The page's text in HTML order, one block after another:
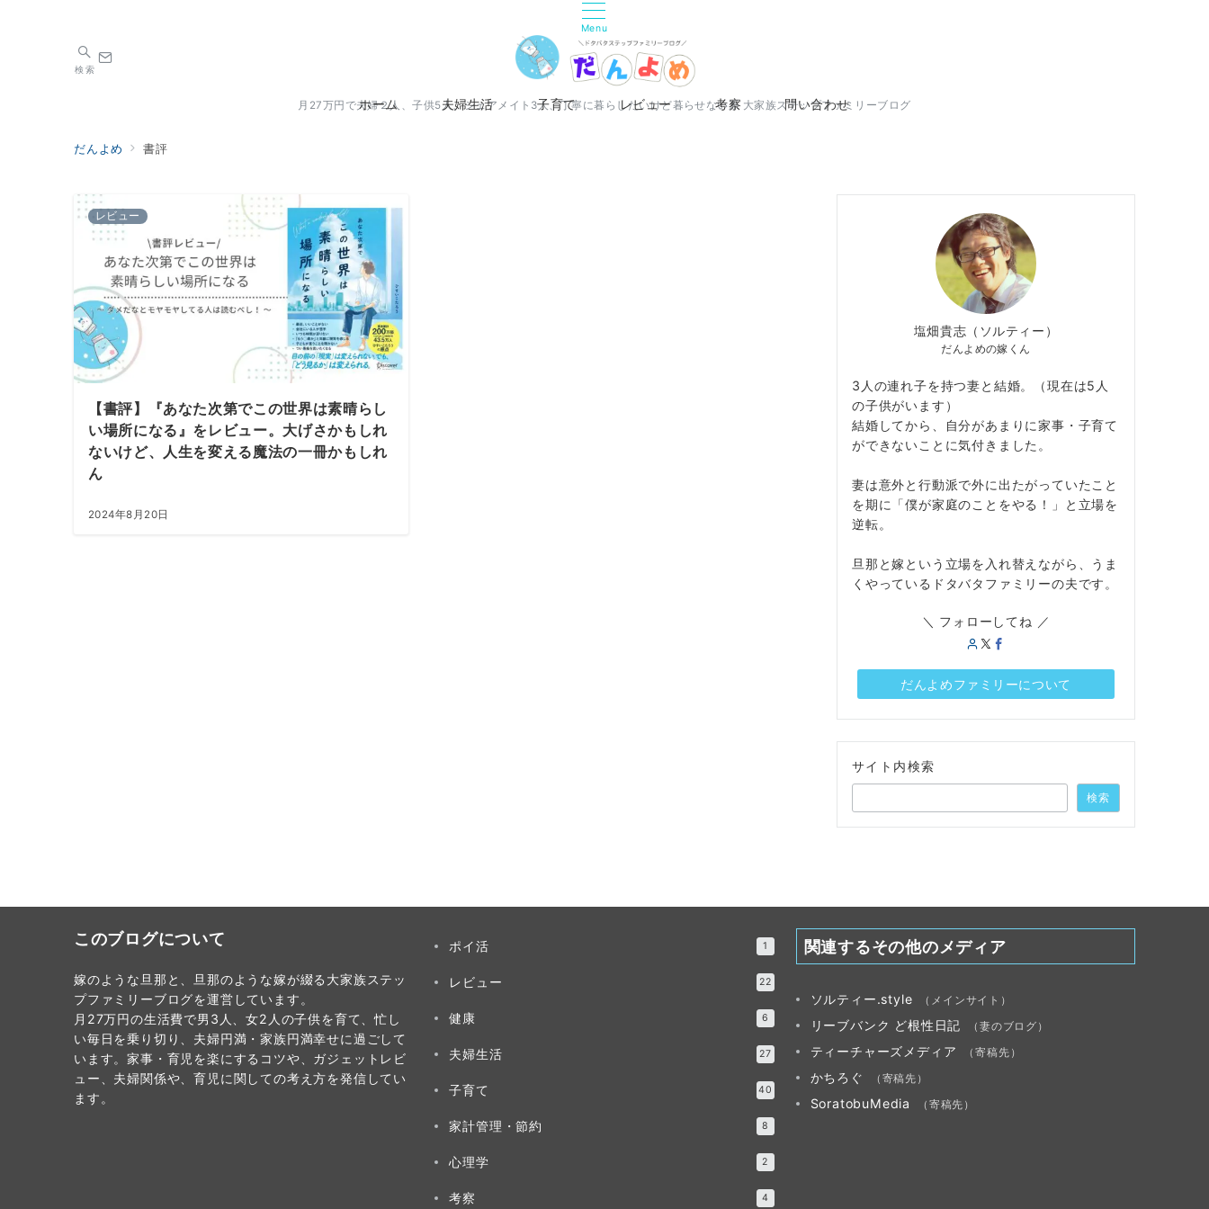
Menu
月27万円で夫婦２人、子供5人、シェアメイト3人、丁寧に暮らしたいけど暮らせない系 大家族ステップファミリーブログ
検索
ホーム 夫婦生活 子育て レビュー 考察 問い合わせ
だんよめ 書評
レビュー
【書評】『あなた次第でこの世界は素晴らし
い場所になる』をレビュー。大げさかもしれ
ないけど、人生を変える魔法の一冊かもしれ
ん
2024年8月20日
塩畑貴志（ソルティー）
だんよめの嫁くん
3人の連れ子を持つ妻と結婚。（現在は5人
の子供がいます）
結婚してから、自分があまりに家事・子育て
ができないことに気付きました。
妻は意外と行動派で外に出たがっていたこと
を期に「僕が家庭のことをやる！」と立場を
逆転。
旦那と嫁という立場を入れ替えながら、うま
くやっているドタバタファミリーの夫です。
＼ フォローしてね ／
だんよめファミリーについて
サイト内検索
検索
このブログについて
嫁のような旦那と、旦那のような嫁が綴る大家族ステッ
プファミリーブログを運営しています。
月27万円の生活費で男3人、女2人の子供を育て、忙し
い毎日を乗り切り、夫婦円満・家族円満幸せに過ごして
います。家事・育児を楽にするコツや、ガジェットレビ
ュー、夫婦関係や、育児に関しての考え方を発信してい
ます。
ポイ活 1
レビュー 22
健康 6
夫婦生活 27
子育て 40
家計管理・節約 8
心理学 2
考察 4
関連するその他のメディア
ソルティー.style （メインサイト）
リーブバンク ど根性日記 （妻のブログ）
ティーチャーズメディア （寄稿先）
かちろぐ （寄稿先）
SoratobuMedia （寄稿先）